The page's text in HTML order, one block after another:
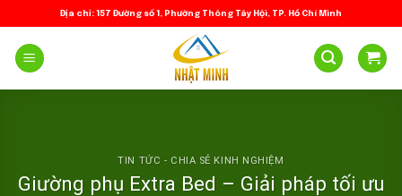
to
content
Địa chỉ: 157 Đường số 1, Phường Thông Tây Hội, TP. Hồ Chí Minh
TIN TỨC - CHIA SẺ KINH NGHIỆM
Giường phụ Extra Bed – Giải pháp tối ưu